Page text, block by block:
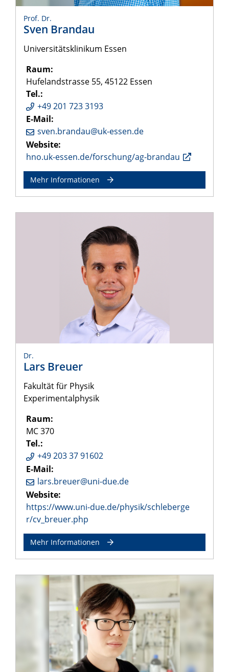
Prof. Dr.
Sven Brandau
Universitätsklinikum Essen
Raum:
Hufelandstrasse 55, 45122 Essen
Tel.:
+49 201 723 3193
E-Mail:
sven.brandau@uk-essen.de
Website:
hno.uk-essen.de/forschung/ag-brandau
Mehr Informationen
Dr.
Lars Breuer
Fakultät für Physik
Experimentalphysik
Raum:
MC 370
Tel.:
+49 203 37 91602
E-Mail:
lars.breuer@uni-due.de
Website:
https://www.uni-due.de/physik/schleberge
r/cv_breuer.php
Mehr Informationen